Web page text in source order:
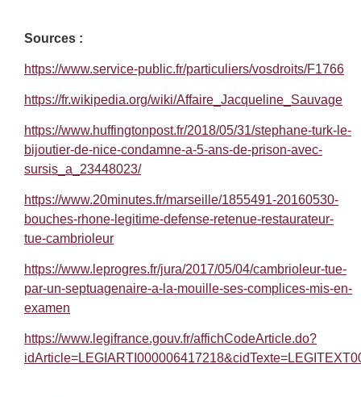
Sources :
https://www.service-public.fr/particuliers/vosdroits/F1766
https://fr.wikipedia.org/wiki/Affaire_Jacqueline_Sauvage
https://www.huffingtonpost.fr/2018/05/31/stephane-turk-le-
bijoutier-de-nice-condamne-a-5-ans-de-prison-avec-
sursis_a_23448023/
https://www.20minutes.fr/marseille/1855491-20160530-
bouches-rhone-legitime-defense-retenue-restaurateur-
tue-cambrioleur
https://www.leprogres.fr/jura/2017/05/04/cambrioleur-tue-
par-un-septuagenaire-a-la-mouille-ses-complices-mis-en-
examen
https://www.legifrance.gouv.fr/affichCodeArticle.do?